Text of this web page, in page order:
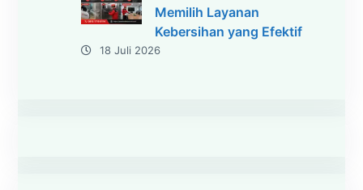
Memilih Layanan
Kebersihan yang Efektif
18 Juli 2026